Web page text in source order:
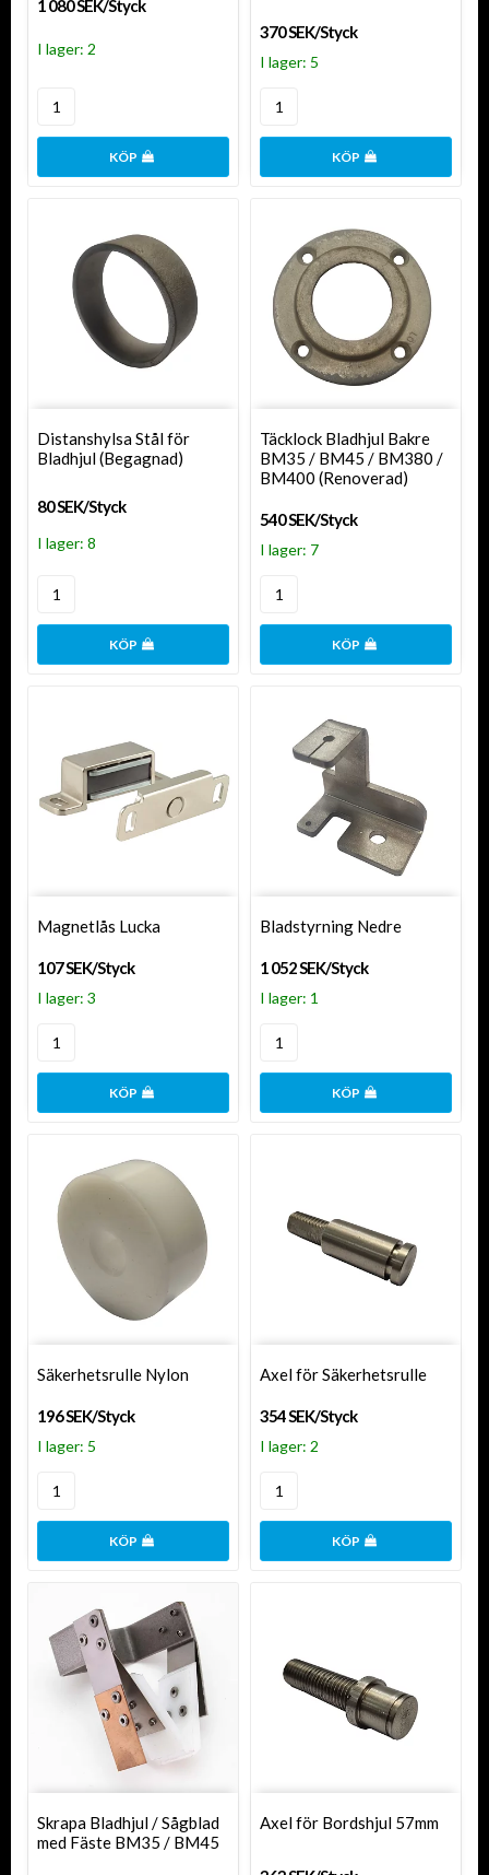
1 080 SEK/Styck
I lager: 2
KÖP
370 SEK/Styck
I lager: 5
KÖP
Distanshylsa Stål för
Bladhjul (Begagnad)
80 SEK/Styck
I lager: 8
KÖP
Täcklock Bladhjul Bakre
BM35 / BM45 / BM380 /
BM400 (Renoverad)
540 SEK/Styck
I lager: 7
KÖP
Magnetlås Lucka
107 SEK/Styck
I lager: 3
KÖP
Bladstyrning Nedre
1 052 SEK/Styck
I lager: 1
KÖP
Säkerhetsrulle Nylon
196 SEK/Styck
I lager: 5
KÖP
Axel för Säkerhetsrulle
354 SEK/Styck
I lager: 2
KÖP
Skrapa Bladhjul / Sågblad
med Fäste BM35 / BM45
Axel för Bordshjul 57mm